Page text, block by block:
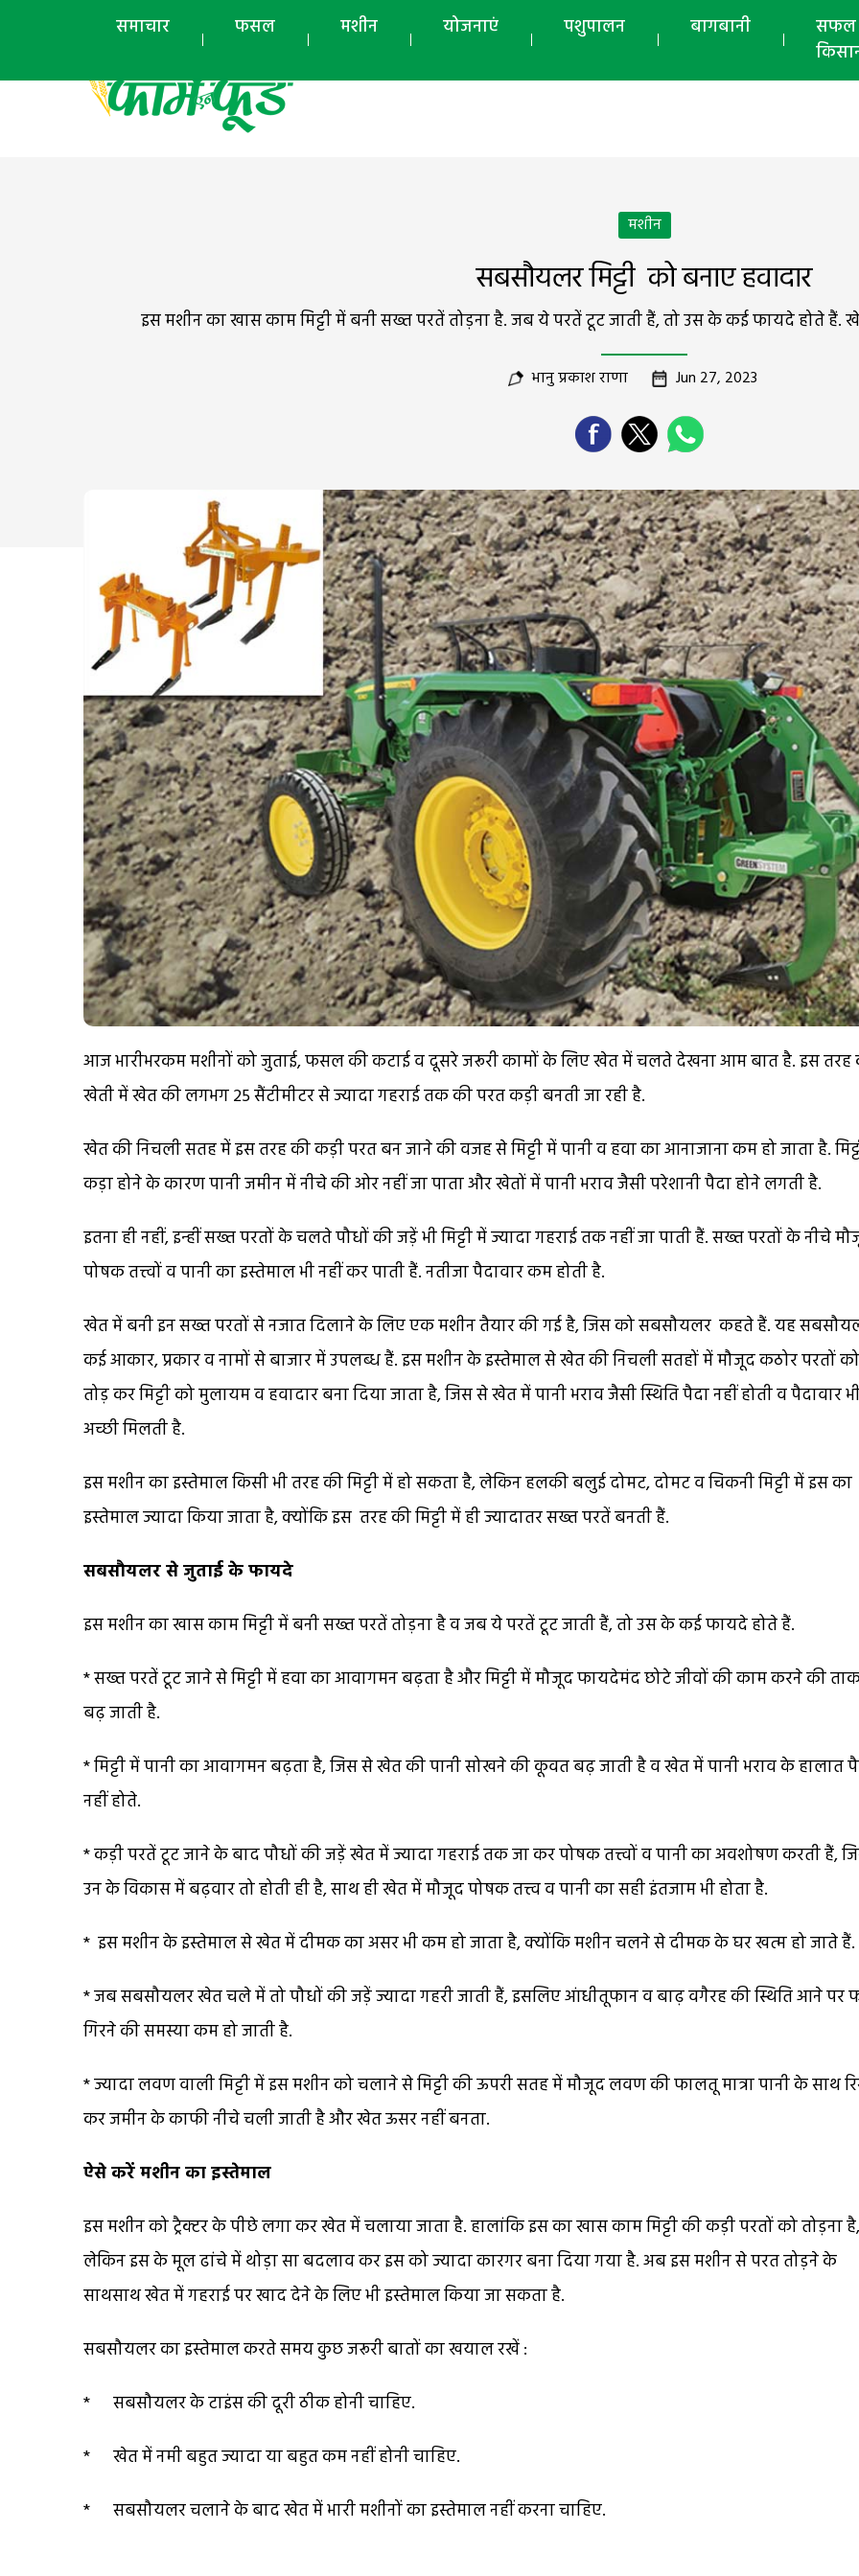
समाचार फसल मशीन योजनाएं पशुपालन बागबानी
सफल
मशीन
सबसौयलर मिट्टी को बनाए हवादार
इस मशीन का खास काम मिट्टी में बनी सख्त परतें तोड़ना है. जब ये परतें टूट जाती हैं, तो उस के कई फायदे होते हैं.
भानु प्रकाश राणा Jun 27, 2023
आज भारीभरकम मशीनों को जुताई, फसल की कटाई व दूसरे जरूरी कामों के लिए खेत में चलते देखना आम बात है. इस तरह
खेती में खेत की लगभग 25 सैंटीमीटर से ज्यादा गहराई तक की परत कड़ी बनती जा रही है.
खेत की निचली सतह में इस तरह की कड़ी परत बन जाने की वजह से मिट्टी में पानी व हवा का आनाजाना कम हो जाता है.
कड़ा होने के कारण पानी जमीन में नीचे की ओर नहीं जा पाता और खेतों में पानी भराव जैसी परेशानी पैदा होने लगती है.
इतना ही नहीं, इन्हीं सख्त परतों के चलते पौधों की जड़ें भी मिट्टी में ज्यादा गहराई तक नहीं जा पाती हैं. सख्त परतों के नीचे
पोषक तत्त्वों व पानी का इस्तेमाल भी नहीं कर पाती हैं. नतीजा पैदावार कम होती है.
खेत में बनी इन सख्त परतों से नजात दिलाने के लिए एक मशीन तैयार की गई है, जिस को सबसौयलर कहते हैं. यह
कई आकार, प्रकार व नामों से बाजार में उपलब्ध हैं. इस मशीन के इस्तेमाल से खेत की निचली सतहों में मौजूद कठोर परतों को
तोड़ कर मिट्टी को मुलायम व हवादार बना दिया जाता है, जिस से खेत में पानी भराव जैसी स्थिति पैदा नहीं होती व पैदावार
अच्छी मिलती है.
इस मशीन का इस्तेमाल किसी भी तरह की मिट्टी में हो सकता है, लेकिन हलकी बलुई दोमट, दोमट व चिकनी मिट्टी में इस का
इस्तेमाल ज्यादा किया जाता है, क्योंकि इस तरह की मिट्टी में ही ज्यादातर सख्त परतें बनती हैं.
सबसौयलर से जुताई के फायदे
इस मशीन का खास काम मिट्टी में बनी सख्त परतें तोड़ना है व जब ये परतें टूट जाती हैं, तो उस के कई फायदे होते हैं.
* सख्त परतें टूट जाने से मिट्टी में हवा का आवागमन बढ़ता है और मिट्टी में मौजूद फायदेमंद छोटे जीवों की काम करने की
बढ़ जाती है.
* मिट्टी में पानी का आवागमन बढ़ता है, जिस से खेत की पानी सोखने की कूवत बढ़ जाती है व खेत में पानी भराव के हालात
नहीं होते.
* कड़ी परतें टूट जाने के बाद पौधों की जड़ें खेत में ज्यादा गहराई तक जा कर पोषक तत्त्वों व पानी का अवशोषण करती हैं,
उन के विकास में बढ़वार तो होती ही है, साथ ही खेत में मौजूद पोषक तत्त्व व पानी का सही इंतजाम भी होता है.
* इस मशीन के इस्तेमाल से खेत में दीमक का असर भी कम हो जाता है, क्योंकि मशीन चलने से दीमक के घर खत्म हो जाते हैं.
* जब सबसौयलर खेत चले में तो पौधों की जड़ें ज्यादा गहरी जाती हैं, इसलिए आंधीतूफान व बाढ़ वगैरह की स्थिति आने
गिरने की समस्या कम हो जाती है.
* ज्यादा लवण वाली मिट्टी में इस मशीन को चलाने से मिट्टी की ऊपरी सतह में मौजूद लवण की फालतू मात्रा पानी के साथ
कर जमीन के काफी नीचे चली जाती है और खेत ऊसर नहीं बनता.
ऐसे करें मशीन का इस्तेमाल
इस मशीन को ट्रैक्टर के पीछे लगा कर खेत में चलाया जाता है. हालांकि इस का खास काम मिट्टी की कड़ी परतों को तोड़ना है,
लेकिन इस के मूल ढांचे में थोड़ा सा बदलाव कर इस को ज्यादा कारगर बना दिया गया है. अब इस मशीन से परत तोड़ने के
साथसाथ खेत में गहराई पर खाद देने के लिए भी इस्तेमाल किया जा सकता है.
सबसौयलर का इस्तेमाल करते समय कुछ जरूरी बातों का खयाल रखें :
* सबसौयलर के टाइंस की दूरी ठीक होनी चाहिए.
* खेत में नमी बहुत ज्यादा या बहुत कम नहीं होनी चाहिए.
* सबसौयलर चलाने के बाद खेत में भारी मशीनों का इस्तेमाल नहीं करना चाहिए.